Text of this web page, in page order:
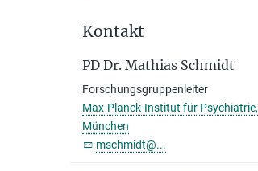
Kontakt
PD Dr. Mathias Schmidt
Forschungsgruppenleiter
Max-Planck-Institut für Psychiatrie,
München
mschmidt@...